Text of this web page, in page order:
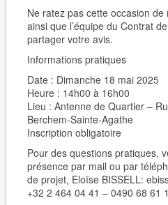
Ne ratez pas cette occasion
ainsi que l’équipe du Contrat
partager votre avis.
Informations pratiques
Date : Dimanche 18 mai 2025
Heure : 14h00 à 16h00
Lieu : Antenne de Quartier –
Berchem-Sainte-Agathe
Inscription obligatoire
Pour des questions pratiques,
présencepar mail ou par
de projet, Eloïse BISSELL:
+32 2 464 04 41 – 0490 68 61